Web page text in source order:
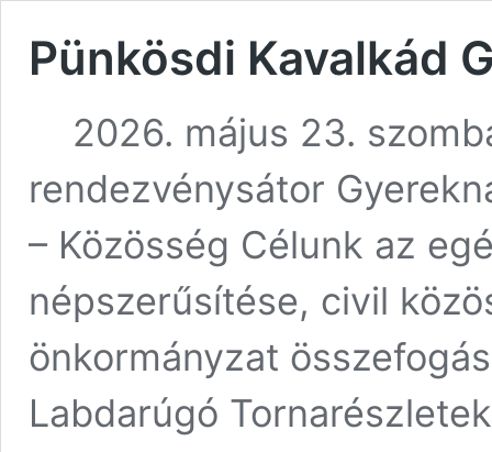
Pünkösdi Kavalkád
2026. május 23.
rendezvénysátor
– Közösség Célunk az
népszerűsítése, civil
önkormányzat
Labdarúgó